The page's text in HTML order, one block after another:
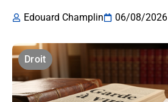
Edouard Champlin
06/08/2026
Droit